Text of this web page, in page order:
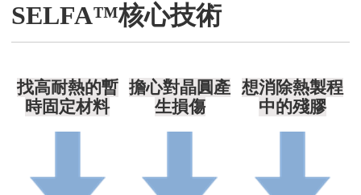
SELFA™核心技術
找高耐熱的暫
時固定材料
擔心對晶圓產
生損傷
想消除熱製程
中的殘膠